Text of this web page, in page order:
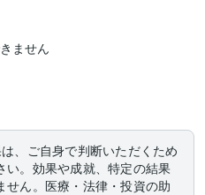
ません
、ご自身で判断いただくため
い。効果や成就、特定の結果
せん。医療・法律・投資の助